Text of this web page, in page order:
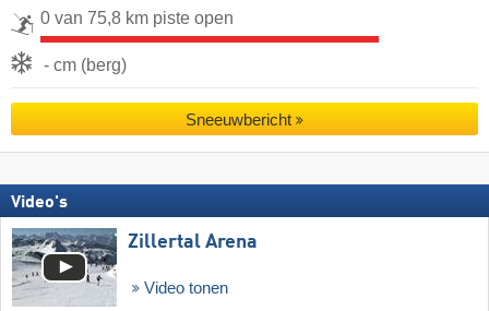
0 van 75,8 km piste open
- cm (berg)
Sneeuwbericht
Video's
Zillertal Arena
Video tonen